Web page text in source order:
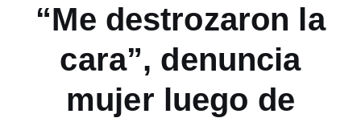
“Me destrozaron la
cara”, denuncia
mujer luego de